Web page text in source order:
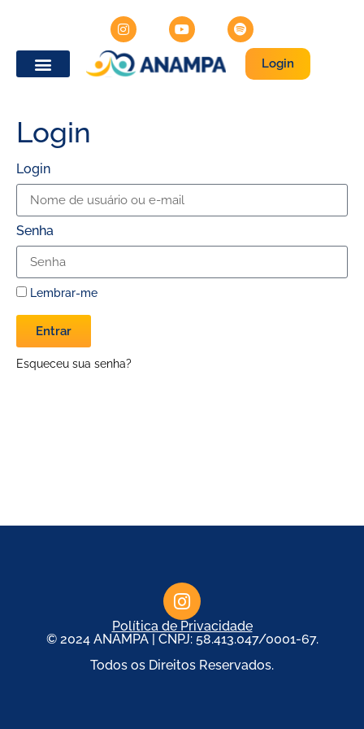
Login
Login
Login
Senha
Lembrar-me
Entrar
Esqueceu sua senha?
Política de Privacidade
© 2024 ANAMPA | CNPJ: 58.413.047/0001-67.
Todos os Direitos Reservados.